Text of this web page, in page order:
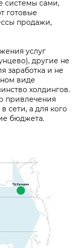
системы сами,
готовые
продажи,
услуг
другие не
заработка и не
виде
холдингов.
привлечения
сети, а для кого
бюджета.